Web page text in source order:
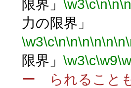
限界」 \w3\c\n\n\n
力の限界」
\w3\c\n\n\n\n\n\n
限界」 \w3\c\w9
ー られること